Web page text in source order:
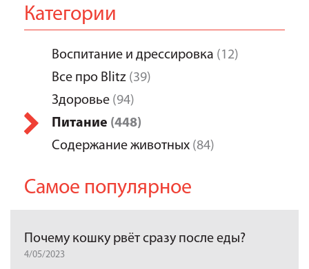
Категории
Воспитание и дрессировка (12)
Все про Blitz (39)
Здоровье (94)
Питание (448)
Содержание животных (84)
Самое популярное
Почему кошку рвёт сразу после еды?
4/05/2023